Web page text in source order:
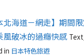
北海道－網走】期間
風破冰的過癮快感
in 日本特色旅遊